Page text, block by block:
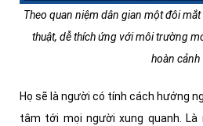
Theo quan niệm dân gian một đôi
thuật, dễ thích ứng với môi trường
hoàn cảnh
Họ sẽ là người có tính cách hướng
tâm tới mọi người xung quanh.